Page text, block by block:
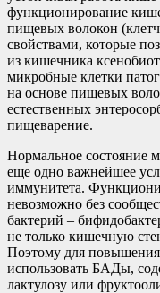
функционирование
пищевых волокон
свойствами, которые
из кишечника
микробные клетки
на основе пищевых
естественных
пищеварение.
Нормальное состояние
еще одно важнейшее
иммунитета.
невозможно без
бактерий –
не только кишечную
Поэтому для
использовать БАДы,
лактулозу или